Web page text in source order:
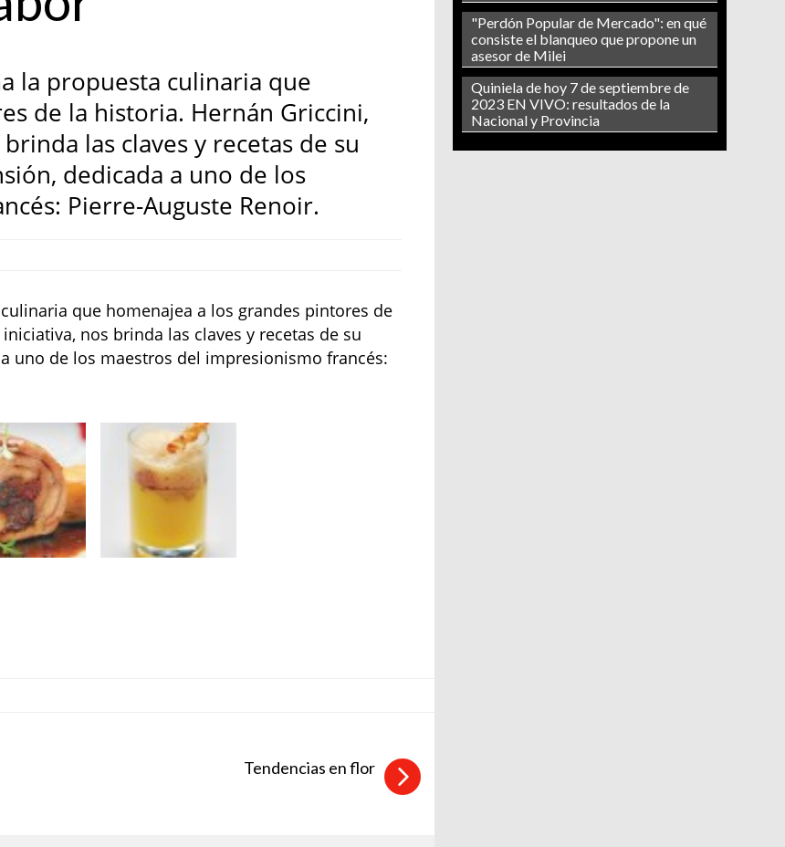
"Perdón Popular de Mercado": en qué
consiste el blanqueo que propone un
asesor de Milei
Quiniela de hoy 7 de septiembre de
2023 EN VIVO: resultados de la
Nacional y Provincia
la propuesta culinaria que
de la historia. Hernán Griccini,
las claves y recetas de su
dedicada a uno de los
Pierre-Auguste Renoir.
que homenajea a los grandes pintores de
nos brinda las claves y recetas de su
uno de los maestros del impresionismo francés:
Tendencias en flor